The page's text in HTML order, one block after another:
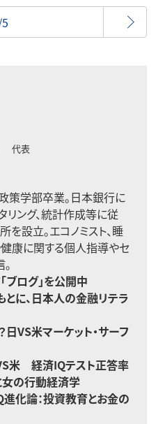
代表
策学部卒業。日本銀行に
リング、統計作成等に従
を設立。エコノミスト、睡
康に関する個人指導やセ
ブログ」を公開中
に、日本人の金融リテラ
日VS米マーケット・サーフ
米 経済IQテスト正答率
女の行動経済学
化論：投資教育とお金の